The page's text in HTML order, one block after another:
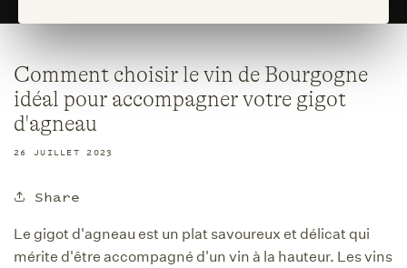
Comment choisir le vin de Bourgogne
idéal pour accompagner votre gigot
d'agneau
26 JUILLET 2023
Share
Le gigot d'agneau est un plat savoureux et délicat qui
mérite d'être accompagné d'un vin à la hauteur. Les vins